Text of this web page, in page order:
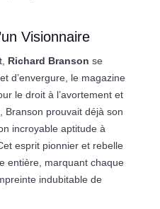
Visionnaire
Richard Branson se
d’envergure, le magazine
le droit à l’avortement et
Branson prouvait déjà son
incroyable aptitude à
esprit pionnier et rebelle
entière, marquant chaque
indubitable de